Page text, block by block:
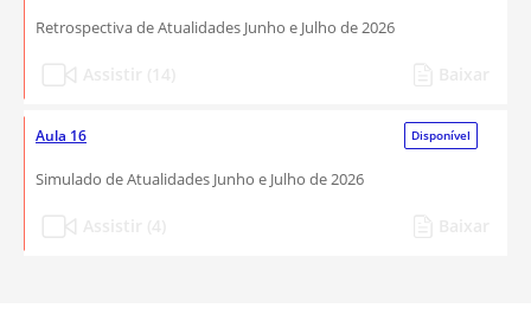
Retrospectiva de Atualidades Junho e Julho de 2026
Aula 16 Disponível
Simulado de Atualidades Junho e Julho de 2026